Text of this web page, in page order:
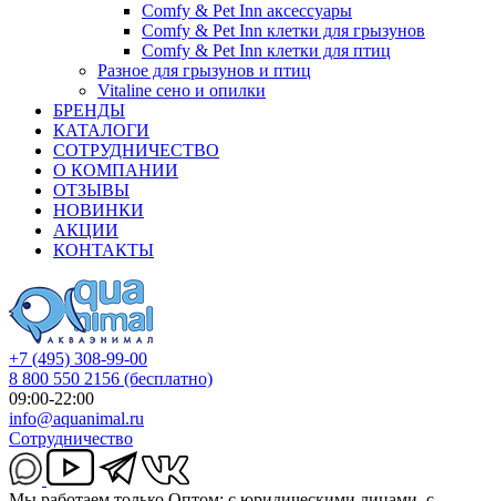
Comfy & Pet Inn аксессуары
Comfy & Pet Inn клетки для грызунов
Comfy & Pet Inn клетки для птиц
Разное для грызунов и птиц
Vitaline сено и опилки
БРЕНДЫ
КАТАЛОГИ
СОТРУДНИЧЕСТВО
О КОМПАНИИ
ОТЗЫВЫ
НОВИНКИ
АКЦИИ
КОНТАКТЫ
+7 (495) 308-99-00
8 800 550 2156 (бесплатно)
09:00-22:00
info@aquanimal.ru
Сотрудничество